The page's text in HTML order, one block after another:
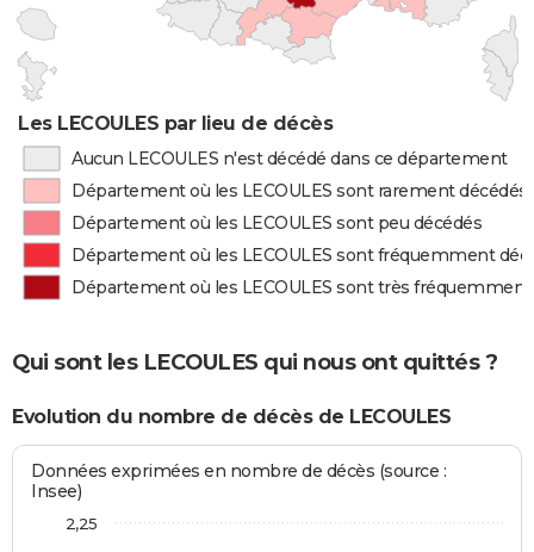
Les LECOULES par lieu de décès
Aucun LECOULES n'est décédé dans ce département
Département où les LECOULES sont rarement décédés
Département où les LECOULES sont peu décédés
Département où les LECOULES sont fréquemment
Département où les LECOULES sont très
Qui sont les LECOULES qui nous ont quittés ?
Evolution du nombre de décès de LECOULES
Données exprimées en nombre de décès (source :
Insee)
2,25